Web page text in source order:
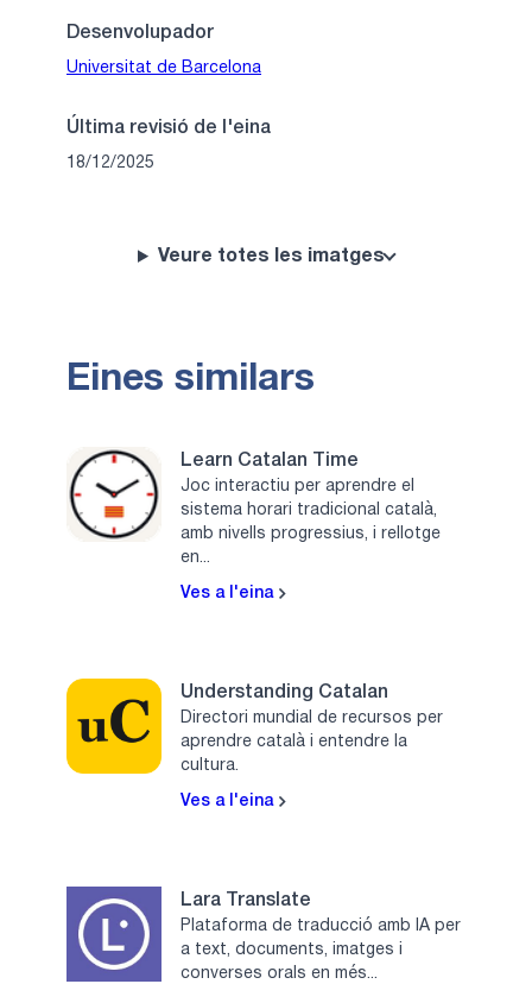
Desenvolupador
Universitat de Barcelona
Última revisió de l'eina
18/12/2025
Veure totes les imatges
Eines similars
Learn Catalan Time
Joc interactiu per aprendre el
sistema horari tradicional català,
amb nivells progressius, i rellotge
en...
Ves a l'eina
Understanding Catalan
Directori mundial de recursos per
aprendre català i entendre la
cultura.
Ves a l'eina
Lara Translate
Plataforma de traducció amb IA per
a text, documents, imatges i
converses orals en més...